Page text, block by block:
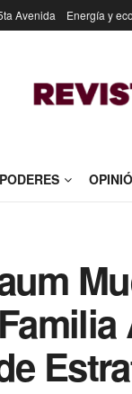
Avenida Energía y
PODERES